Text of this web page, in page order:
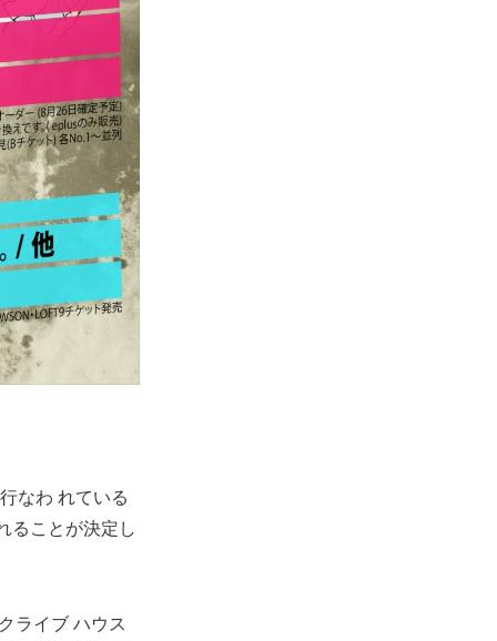
なわ れている
ることが決定し
ライブ ハウス